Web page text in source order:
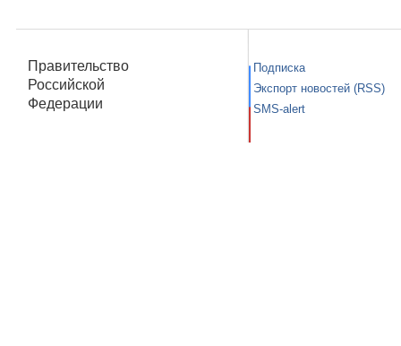
Правительство
Российской
Федерации
Подписка
Экспорт новостей (RSS)
SMS-alert